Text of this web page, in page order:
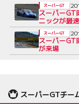
スーパーGT
ニックが最速
スーパーGT
スーパー
が来場
スーパーGT
スーパーGTチー